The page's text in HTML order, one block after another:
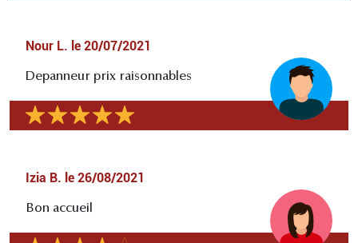
Nour L. le 20/07/2021
Depanneur prix raisonnables
Izia B. le 26/08/2021
Bon accueil